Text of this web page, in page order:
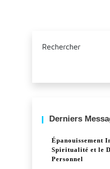
Rechercher
Derniers
Épanouissement
Spiritualité et le
Personnel